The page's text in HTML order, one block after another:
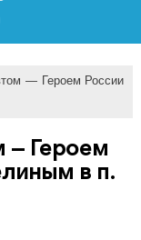
— Героем России
— Героем
в п.